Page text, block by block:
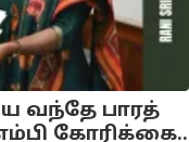
வந்தே பாரத்
கோரிக்கை..